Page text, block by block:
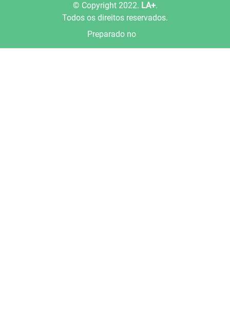
© Copyright 2022. LA+.
Todos os direitos reservados.
Preparado no